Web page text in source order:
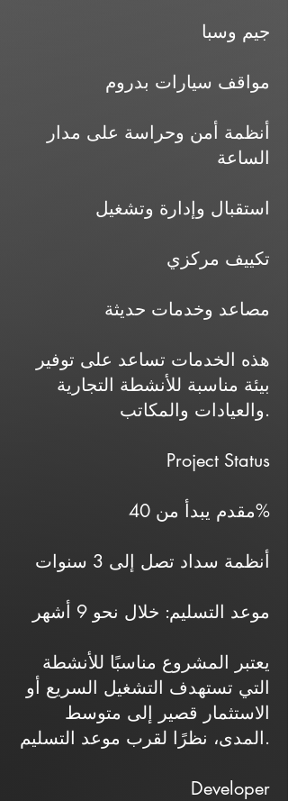
جيم وسبا
مواقف سيارات بدروم
أنظمة أمن وحراسة على مدار
الساعة
استقبال وإدارة وتشغيل
تكييف مركزي
مصاعد وخدمات حديثة
هذه الخدمات تساعد على توفير
بيئة مناسبة للأنشطة التجارية
والعيادات والمكاتب.
Project Status
مقدم يبدأ من 40%
أنظمة سداد تصل إلى 3 سنوات
موعد التسليم: خلال نحو 9 أشهر
يعتبر المشروع مناسبًا للأنشطة
التي تستهدف التشغيل السريع أو
الاستثمار قصير إلى متوسط
المدى، نظرًا لقرب موعد التسليم.
Developer